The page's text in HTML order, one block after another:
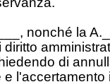
nonché la
di